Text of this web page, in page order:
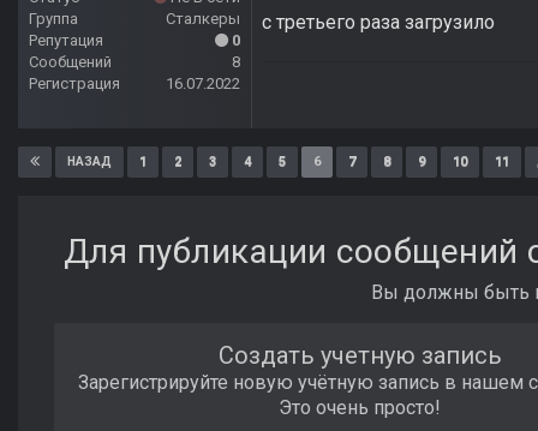
Группа
Сталкеры
Репутация
0
Сообщений
8
Регистрация
16.07.2022
с третьего раза загрузило
НАЗАД 1 2 3 4 5 6 7 8 9 10 11
Для публикации сообщений
Вы должны быть
Создать учетную запись
Зарегистрируйте новую учётную запись в нашем
Это очень просто!